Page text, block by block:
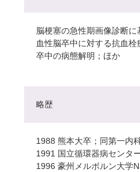
脳梗塞の急性期画像診断
血性脳卒中に対する抗血
卒中の病態解明；ほか
略歴
1988 熊本大卒；同第一内
1991 国立循環器病センタ
1996 豪州メルボルン大学